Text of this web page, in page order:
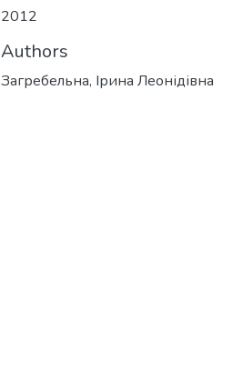
2012
Authors
Загребельна, Ірина Леонідівна